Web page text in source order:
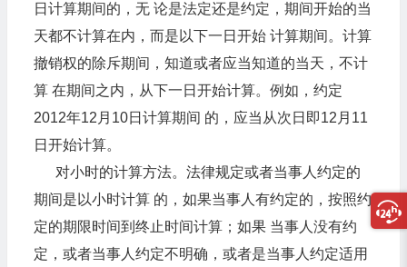
日计算期间的，无 论是法定还是约定，期间开始的当
天都不计算在内，而是以下一日开始 计算期间。计算
撤销权的除斥期间，知道或者应当知道的当天，不计
算 在期间之内，从下一日开始计算。例如，约定
2012年12月10日计算期间 的，应当从次日即12月11
日开始计算。
对小时的计算方法。法律规定或者当事人约定的
期间是以小时计算 的，如果当事人有约定的，按照约
定的期限时间到终止时间计算；如果 当事人没有约
定，或者当事人约定不明确，或者是当事人约定适用